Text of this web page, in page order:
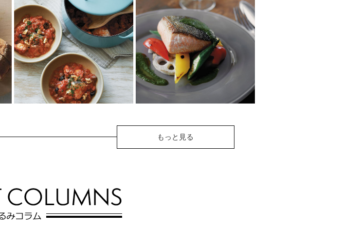
サーモンのクリーミー
くるみソース
良質な栄養素がギュッとつまっ
た一品！オメガ3脂肪酸豊富なく
るみと鮭を合わせ、妊活や整腸
作用などの効果...
いわしのくるみパン粉
ロースト
くるみと青魚の組み合わせで血
液サラサラ、脳の活性化が期待
できる一品！
血管をきれいに保...
に味噌をプラスす...
るみジェノバソース
もっと見る